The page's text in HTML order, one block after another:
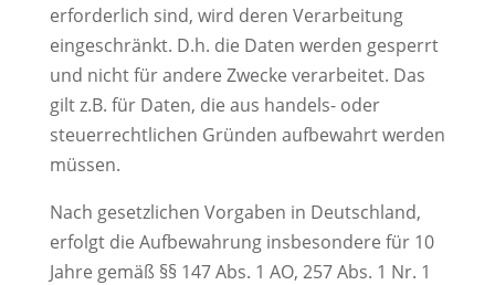
erforderlich sind, wird deren Verarbeitung
eingeschränkt. D.h. die Daten werden gesperrt
und nicht für andere Zwecke verarbeitet. Das
gilt z.B. für Daten, die aus handels- oder
steuerrechtlichen Gründen aufbewahrt werden
müssen.
Nach gesetzlichen Vorgaben in Deutschland,
erfolgt die Aufbewahrung insbesondere für 10
Jahre gemäß §§ 147 Abs. 1 AO, 257 Abs. 1 Nr. 1